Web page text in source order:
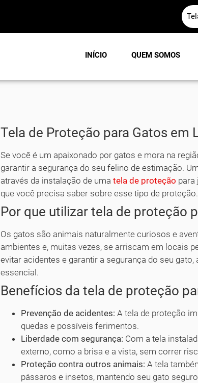
INÍCIO QUEM SOMOS
Tela de Proteção para Gatos em
Se você é um apaixonado por gatos e mora na
garantir a segurança do seu felino de estimação.
através da instalação de umatela de proteção para
que você precisa saber sobre esse tipo de proteção.
Por que utilizar tela de proteção
Os gatos são animais naturalmente curiosos e
ambientes e, muitas vezes, se arriscam em locais
evitar acidentes e garantir a segurança do seu
essencial.
Benefícios da tela de proteção
Prevenção de acidentes: A tela de proteção
quedas e possíveis ferimentos.
Liberdade com segurança: Com a tela
externo, como a brisa e a vista, sem correr
Proteção contra outros animais: A tela
pássaros e insetos, mantendo seu gato